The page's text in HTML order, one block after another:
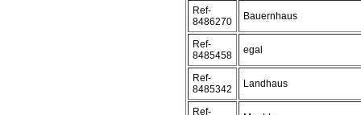
Ref-
8486270
Bauernhaus
Ref-
8485458
egal
Ref-
8485342
Landhaus
Ref-